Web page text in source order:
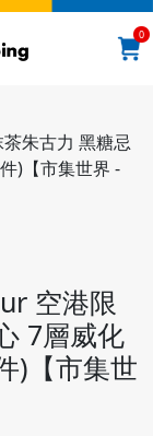
0
朱古力 黑糖忌
)【市集世界 -
空港限
7層威化
)【市集世